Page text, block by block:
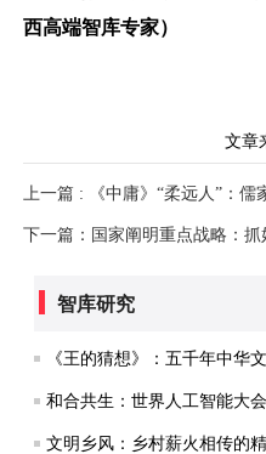
西高端智库专家）
文章
上一篇 : 《中庸》“柔远人”：儒
下一篇：国家阐明重点战略：
智库研究
《王的猜想》：五千年中华
和合共生：世界人工智能大会
文明乡风：乡村薪火相传的